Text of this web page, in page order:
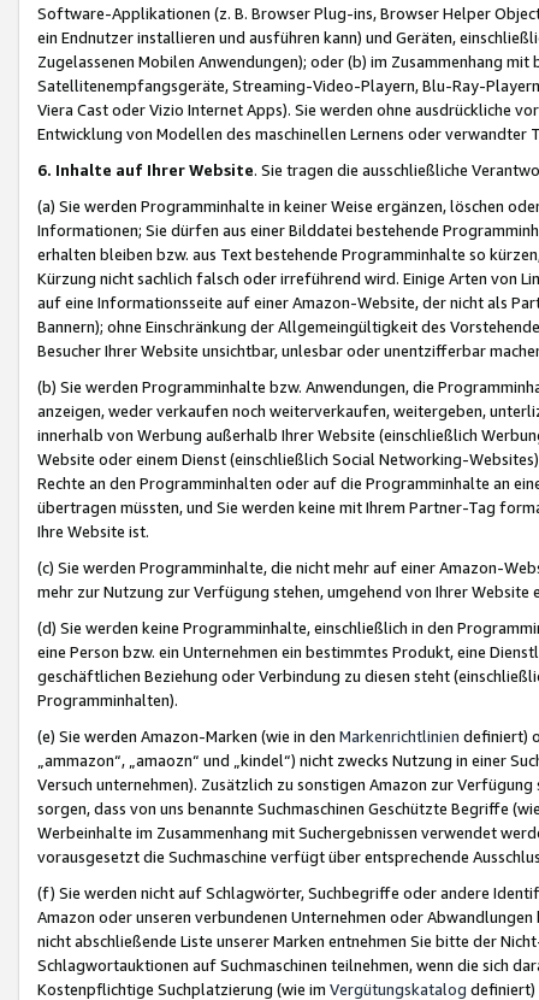
Software-Applikationen (z. B. Browser Plug-ins, Browser Helper
ein Endnutzer installieren und ausführen kann) und Geräten,
Zugelassenen Mobilen Anwendungen); oder (b) im Zusammenhang
Satellitenempfangsgeräte, Streaming-Video-Playern, Blu-Ray-
Viera Cast oder Vizio Internet Apps). Sie werden ohne ausdrückliche
Entwicklung von Modellen des maschinellen Lernens oder
6. Inhalte auf Ihrer Website. Sie tragen die ausschließliche
(a) Sie werden Programminhalte in keiner Weise ergänzen, löschen
Informationen; Sie dürfen aus einer Bilddatei bestehende
erhalten bleiben bzw. aus Text bestehende Programminhalte so
Kürzung nicht sachlich falsch oder irreführend wird. Einige Arten von
auf eine Informationsseite auf einer Amazon-Website, der nicht als
Bannern); ohne Einschränkung der Allgemeingültigkeit des
Besucher Ihrer Website unsichtbar, unlesbar oder unentzifferbar
(b) Sie werden Programminhalte bzw. Anwendungen, die
anzeigen, weder verkaufen noch weiterverkaufen, weitergeben,
innerhalb von Werbung außerhalb Ihrer Website (einschließlich
Website oder einem Dienst (einschließlich Social Networking-
Rechte an den Programminhalten oder auf die Programminhalte an
übertragen müssten, und Sie werden keine mit Ihrem Partner-Tag
Ihre Website ist.
(c) Sie werden Programminhalte, die nicht mehr auf einer Amazon-
mehr zur Nutzung zur Verfügung stehen, umgehend von Ihrer
(d) Sie werden keine Programminhalte, einschließlich in den
eine Person bzw. ein Unternehmen ein bestimmtes Produkt, eine
geschäftlichen Beziehung oder Verbindung zu diesen steht
Programminhalten).
(e) Sie werden Amazon-Marken (wie in den Markenrichtlinien definiert)
„ammazon“, „amaozn“ und „kindel“) nicht zwecks Nutzung in einer
Versuch unternehmen). Zusätzlich zu sonstigen Amazon zur
sorgen, dass von uns benannte Suchmaschinen Geschützte Begriffe
Werbeinhalte im Zusammenhang mit Suchergebnissen verwendet
vorausgesetzt die Suchmaschine verfügt über entsprechende
(f) Sie werden nicht auf Schlagwörter, Suchbegriffe oder andere
Amazon oder unseren verbundenen Unternehmen oder
nicht abschließende Liste unserer Marken entnehmen Sie bitte der
Schlagwortauktionen auf Suchmaschinen teilnehmen, wenn die sich
Kostenpflichtige Suchplatzierung (wie im Vergütungskatalog definiert)